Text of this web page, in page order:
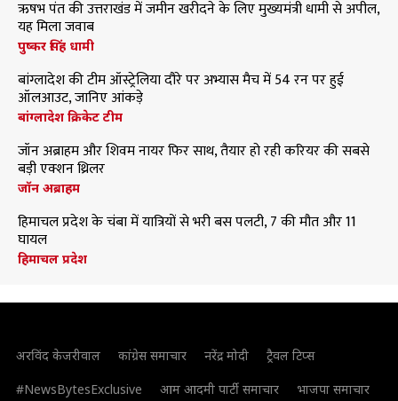
ऋषभ पंत की उत्तराखंड में जमीन खरीदने के लिए मुख्यमंत्री धामी से अपील,
यह मिला जवाब
पुष्कर सिंह धामी
बांग्लादेश की टीम ऑस्ट्रेलिया दौरे पर अभ्यास मैच में 54 रन पर हुई
ऑलआउट, जानिए आंकड़े
बांग्लादेश क्रिकेट टीम
जॉन अब्राहम और शिवम नायर फिर साथ, तैयार हो रही करियर की सबसे
बड़ी एक्शन थ्रिलर
जॉन अब्राहम
हिमाचल प्रदेश के चंबा में यात्रियों से भरी बस पलटी, 7 की मौत और 11
घायल
हिमाचल प्रदेश
अरविंद केजरीवाल कांग्रेस समाचार नरेंद्र मोदी
ट्रैवल टिप्स
#NewsBytesExclusive
आम आदमी पार्टी समाचार भाजपा समाचार